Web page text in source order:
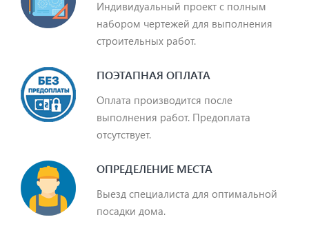
Индивидуальный проект с полным
набором чертежей для выполнения
строительных работ.
ПОЭТАПНАЯ ОПЛАТА
Оплата производится после
выполнения работ. Предоплата
отсутствует.
ОПРЕДЕЛЕНИЕ МЕСТА
Выезд специалиста для оптимальной
посадки дома.